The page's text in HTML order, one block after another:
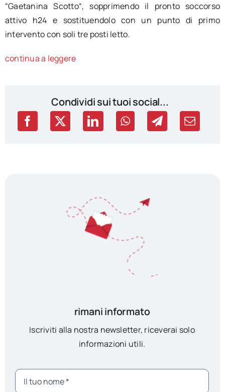
“Gaetanina Scotto“, sopprimendo il pronto soccorso
attivo h24 e sostituendolo con un punto di primo
intervento con soli tre posti letto.
continua a leggere
Condividi sui tuoi social...
rimani informato
Iscriviti alla nostra newsletter, riceverai solo
informazioni utili.